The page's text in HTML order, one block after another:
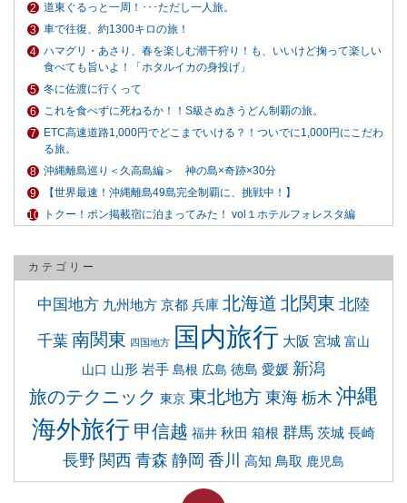
道東ぐるっと一周！･･･ただし一人旅。
車で往復、約1300キロの旅！
ハマグリ・あさり、春を楽しむ潮干狩り！も、いいけど掬って楽しい
食べても旨いよ！「ホタルイカの身投げ」
冬に佐渡に行くって
これを食べずに死ねるか！！S級さぬきうどん制覇の旅。
ETC高速道路1,000円でどこまでいける？！ついでに1,000円にこだわ
る旅。
沖縄離島巡り＜久高島編＞ 神の島×奇跡×30分
【世界最速！沖縄離島49島完全制覇に、挑戦中！】
トクー！ポン掲載宿に泊まってみた！ vol１ホテルフォレスタ編
カテゴリー
中国地方 九州地方 京都 兵庫 北海道 北関東 北陸
千葉 南関東 四国地方 国内旅行 大阪 宮城 富山
山口 山形 岩手 島根 広島 徳島 愛媛 新潟
旅のテクニック 東京 東北地方東海 栃木 沖縄
海外旅行 甲信越 福井 秋田 箱根 群馬 茨城 長崎
長野 関西 青森 静岡 香川 高知 鳥取 鹿児島